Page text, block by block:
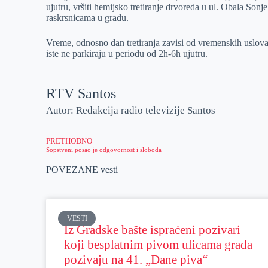
r
n
A
p
i
ujutru, vršiti hemijsko tretiranje drvoreda u ul. Obala
raskrsnicama u gradu.
Vreme, odnosno dan tretiranja zavisi od vremenskih
iste ne parkiraju u periodu od 2h-6h ujutru.
RTV Santos
Autor: Redakcija radio televizije Santos
PRETHODNO
Sopstveni posao je odgovornost i sloboda
POVEZANE vesti
VESTI
Iz Gradske bašte ispraćeni pozivari
koji besplatnim pivom ulicama grada
pozivaju na 41. „Dane piva“